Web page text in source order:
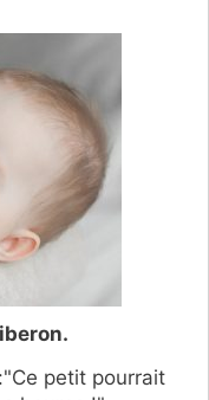
petit pourrait